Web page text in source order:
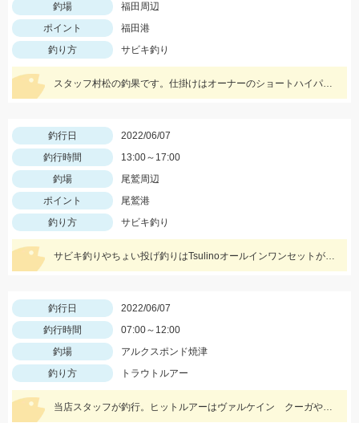
釣場
福田周辺
ポイント
福田港
釣り方
サビキ釣り
スタッフ村松の釣果です。仕掛けはオーナーのショートハイパーパニック4号にアミエビを付けて釣りました。
釣行日
2022/06/07
釣行時間
13:00～17:00
釣場
尾鷲周辺
ポイント
尾鷲港
釣り方
サビキ釣り
サビキ釣りやちょい投げ釣りはTsulinoオールインワンセットがオススメ♪あとはエサだけ‼
釣行日
2022/06/07
釣行時間
07:00～12:00
釣場
アルクスポンド焼津
釣り方
トラウトルアー
当店スタッフが釣行。ヒットルアーはヴァルケイン クーガやハイドラムでした。大きいものは35㎝あり、楽しめました(^^♪